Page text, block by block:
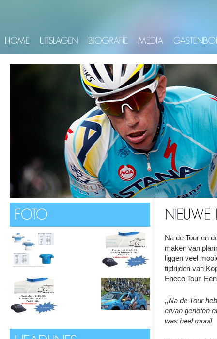
Na de Tour en
maken van
liggen veel
tijdrijden van
Eneco Tour.
,,Na de Tour
ervan genoten
was heel mooi!